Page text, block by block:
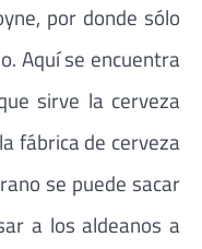
por donde sólo
Aquí se encuentra
sirve la cerveza
fábrica de cerveza
se puede sacar
a los aldeanos a